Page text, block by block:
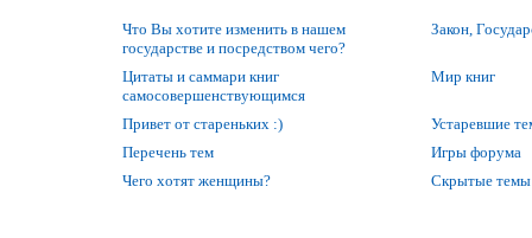
Что Вы хотите изменить в нашем
государстве и посредством чего?
Закон,
Цитаты и саммари книг
самосовершенствующимся
Мир книг
Привет от стареньких :)
Устаревшие
Перечень тем
Игры форума
Чего хотят женщины?
Скрытые темы